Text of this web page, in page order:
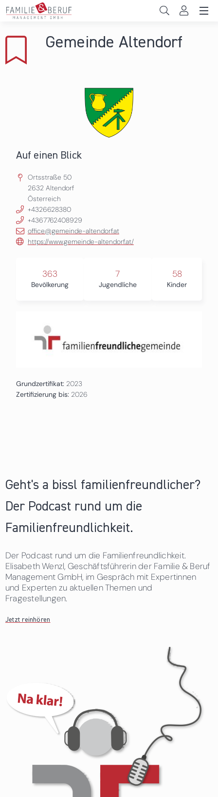
Direkt zum Inhalt
Gemeinden
Persönliche Vereinbarkeit
Gemeinde Altendorf
Auf einen Blick
Ortsstraße 50
2632 Altendorf
Österreich
+4326628380
+4367762408929
office@gemeinde-altendorf.at
https://www.gemeinde-altendorf.at/
363
Bevölkerung
7
Jugendliche
58
Kinder
Grundzertifikat: 2023
Zertifizierung bis: 2026
Geht's a bissl familienfreundlicher?
Der Podcast rund um die
Familienfreundlichkeit.
Der Podcast rund um die Familienfreundlichkeit.
Elisabeth Wenzl, Geschäftsführerin der Familie & Beruf
Management GmbH, im Gespräch mit Expertinnen
und Experten zu aktuellen Themen und
Fragestellungen.
Jetzt reinhören